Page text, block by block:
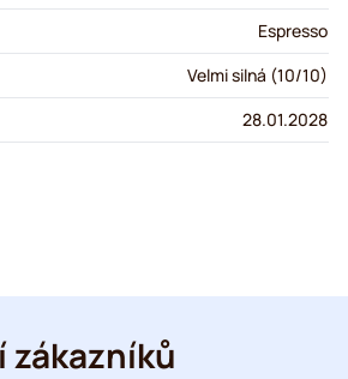
Espresso
Velmi silná (10/10)
28.01.2028
zákazníků